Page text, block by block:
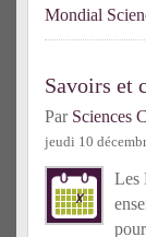
Mondial
Savoirs et
Par Sciences
jeudi 10
Les